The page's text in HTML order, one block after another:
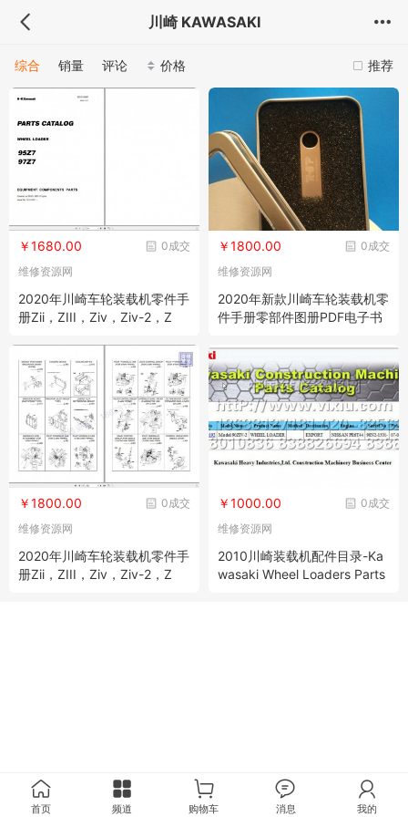
川崎 KAWASAKI
推荐
综合 销量 评论 价格
0成交
￥1680.00
维修资源网
2020年川崎车轮装载机零件手
册Zii，ZIII，Ziv，Ziv-2，Z
0成交
￥1800.00
维修资源网
2020年新款川崎车轮装载机零
件手册零部件图册PDF电子书
0成交
￥1800.00
维修资源网
2020年川崎车轮装载机零件手
册Zii，ZIII，Ziv，Ziv-2，Z
0成交
￥1000.00
维修资源网
2010川崎装载机配件目录-Ka
wasaki Wheel Loaders Parts
首页 频道 购物车 消息 我的